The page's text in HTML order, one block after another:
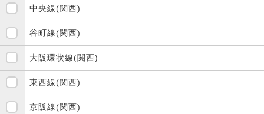
中央線(関西)
谷町線(関西)
大阪環状線(関西)
東西線(関西)
京阪線(関西)